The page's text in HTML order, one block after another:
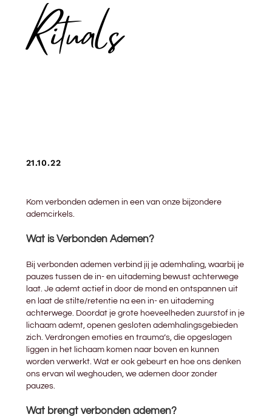
Rituals
21.10.22
Kom verbonden ademen in een van onze bijzondere
ademcirkels.
Wat is Verbonden Ademen?
Bij verbonden ademen verbind jij je ademhaling, waarbij je
pauzes tussen de in- en uitademing bewust achterwege
laat. Je ademt actief in door de mond en ontspannen uit
en laat de stilte/retentie na een in- en uitademing
achterwege. Doordat je grote hoeveelheden zuurstof in je
lichaam ademt, openen gesloten ademhalingsgebieden
zich. Verdrongen emoties en trauma’s, die opgeslagen
liggen in het lichaam komen naar boven en kunnen
worden verwerkt. Wat er ook gebeurt en hoe ons denken
ons ervan wil weghouden, we ademen door zonder
pauzes.
Wat brengt verbonden ademen?